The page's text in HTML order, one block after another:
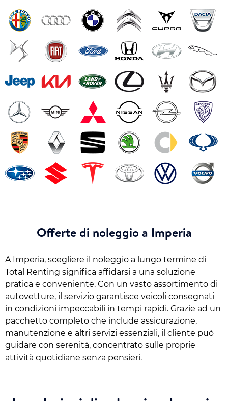
Offerte di noleggio a Imperia
A Imperia, scegliere il noleggio a lungo termine di
Total Renting significa affidarsi a una soluzione
pratica e conveniente. Con un vasto assortimento di
autovetture, il servizio garantisce veicoli consegnati
in condizioni impeccabili in tempi rapidi. Grazie ad un
pacchetto completo che include assicurazione,
manutenzione e altri servizi essenziali, il cliente può
guidare con serenità, concentrato sulle proprie
attività quotidiane senza pensieri.